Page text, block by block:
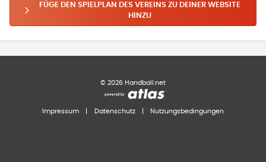
FÜGE DEN SPIELPLAN DES VEREINS ZU DEINER WEBSITE
HINZU
© 2026 Handball.net
Impressum Datenschutz Nutzungsbedingungen